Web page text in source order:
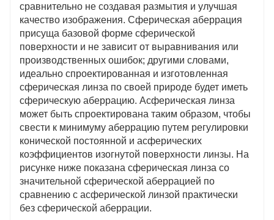
Асферические линзы с цветокоррекцией
Мы предлагаем несколько уникальных семейств
асферических линз, предназначенных для
коррекции как сферических, так и хроматических
аберраций. Эти семейства идеально подходят для
приложений, требующих фокусировки с почти
дифракционными ограничениями в диапазоне
длин волн.
Асферические ахроматы сочетают стеклянный
ахромат с пластиковой асферой.
Гибридные асферы сочетают преломляющие и
дифракционные свойства
Инфракрасные асферические линзы
Мы предлагаем решения для всего
инфракрасного спектра, от небольших
сравнительно не создавая размытия и улучшая
качество изображения. Сферическая аберрация
присуща базовой форме сферической
поверхности и не зависит от выравнивания или
производственных ошибок; другими словами,
идеально спроектированная и изготовленная
сферическая линза по своей природе будет иметь
сферическую аберрацию. Асферическая линза
может быть спроектирована таким образом, чтобы
свести к минимуму аберрацию путем регулировки
конической постоянной и асферических
коэффициентов изогнутой поверхности линзы. На
рисунке ниже показана сферическая линза со
значительной сферической аберрацией по
сравнению с асферической линзой практически
без сферической аберрации.